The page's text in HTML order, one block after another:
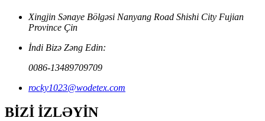
Xingjin Sənaye Bölgəsi Nanyang Road Shishi City Fujian
Province Çin
İndi Bizə Zəng Edin:
0086-13489709709
rocky1023@wodetex.com
BİZİ İZLƏYİN